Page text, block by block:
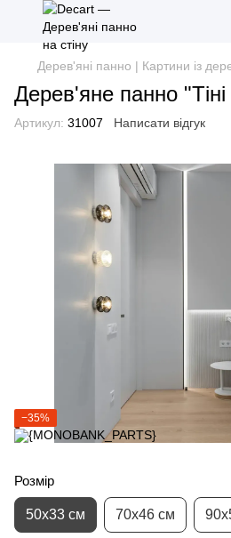
Дерев'яні панно | Картини із
Дерев'яне панно
Артикул: 31007 Написати відгук
−35%
Розмір
50х33 см 70х46 см